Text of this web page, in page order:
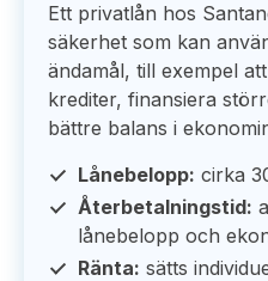
Ett privatlån hos
säkerhet som kan
ändamål, till exempel
krediter, finansiera
bättre balans i
Lånebelopp: cirka
Återbetalningstid:
lånebelopp och
Ränta: sätts